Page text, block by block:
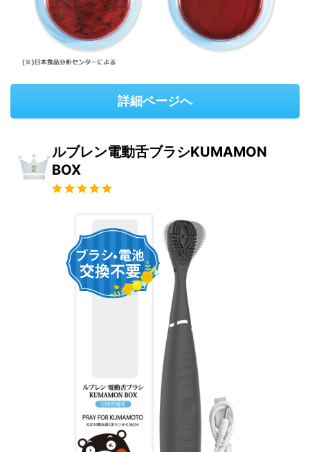
詳細ページへ
ルブレン電動舌ブラシKUMAMON
BOX